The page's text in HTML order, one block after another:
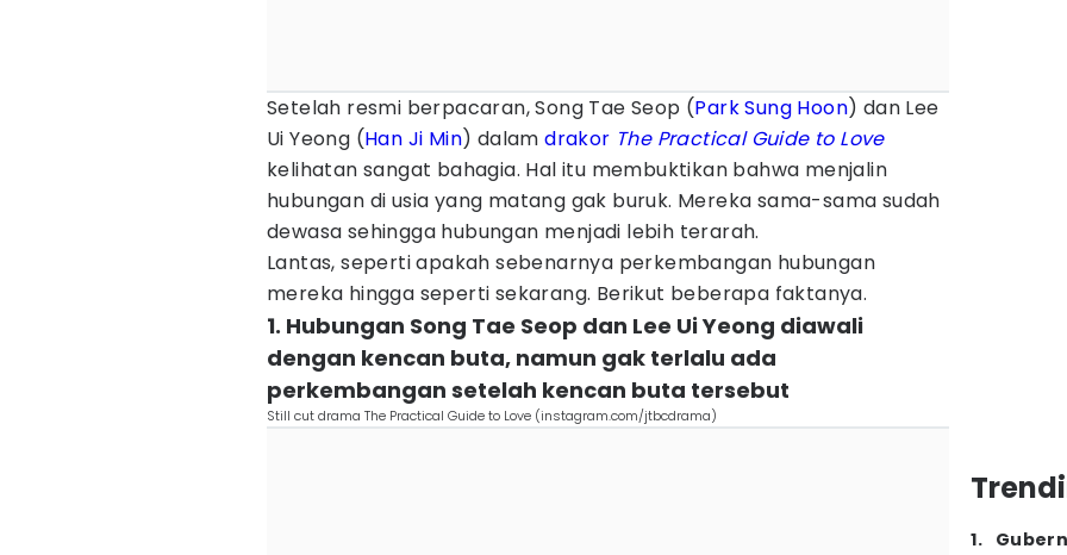
Setelah resmi berpacaran, Song Tae Seop (Park Sung Hoon) dan Lee
Ui Yeong (Han Ji Min) dalamdrakor The Practical Guide to Love
kelihatan sangat bahagia. Hal itu membuktikan bahwa menjalin
hubungan di usia yang matang gak buruk. Mereka sama-sama sudah
dewasa sehingga hubungan menjadi lebih terarah.
Lantas, seperti apakah sebenarnya perkembangan hubungan
mereka hingga seperti sekarang. Berikut beberapa faktanya.
1. Hubungan Song Tae Seop dan Lee Ui Yeong diawali
dengan kencan buta, namun gak terlalu ada
perkembangan setelah kencan buta tersebut
Still cut drama The Practical Guide to Love (instagram.com/jtbcdrama)
1.